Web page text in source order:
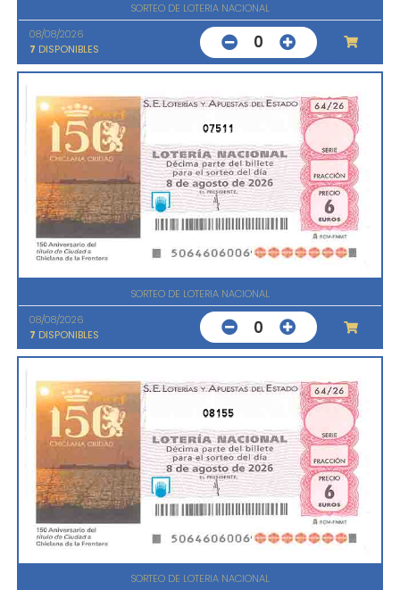
SORTEO DE LOTERIA NACIONAL
08/08/2026
7 DISPONIBLES 0
07511
SORTEO DE LOTERIA NACIONAL
08/08/2026
7 DISPONIBLES 0
08155
SORTEO DE LOTERIA NACIONAL